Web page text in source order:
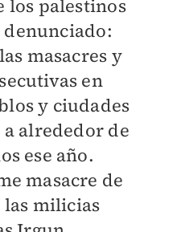
los palestinos
masacres y
en
y ciudades
alrededor de
ese año.
masacre de
las milicias